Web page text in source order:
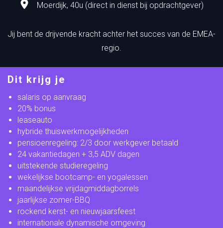
Moerdijk, 40u (direct in dienst bij opdrachtgever)
Jij bent de drijvende kracht achter het succes van de EMEA-
regio.
Dit krijg je
salaris op aanvraag
20% bonus
leaseauto
hybride thuiswerkmogelijkheden
pensioenregeling: 2/3 door werkgever betaald
24 vakantiedagen + 3,5 ADV dagen
uitstekende studieregeling
wekelijkse bootcamp- en yogalessen
maandelijkse vrijdagmiddagborrels
jaarlijkse zomer-BBQ
rockend kerst- en nieuwjaarsfeest
internationale dynamische omgeving